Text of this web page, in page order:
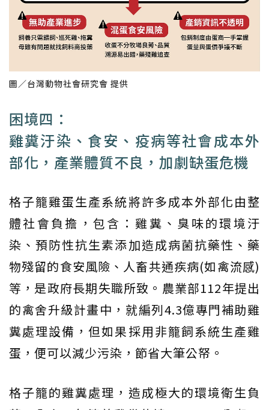
圖／台灣動物社會研究會 提供
困境四：
雞糞汙染、食安、疫病等社會成本外
部化，產業體質不良，加劇缺蛋危機
格子籠雞蛋生產系統將許多成本外部化由整
體社會負擔，包含：雞糞、臭味的環境汙
染、預防性抗生素添加造成病菌抗藥性、藥
物殘留的食安風險、人畜共通疾病(如禽流感)
等，是政府長期失職所致。農業部112年提出
的禽舍升級計畫中，就編列4.3億專門補助雞
糞處理設備，但如果採用非籠飼系統生產雞
蛋，便可以減少污染，節省大筆公帑。
格子籠的雞糞處理，造成極大的環境衛生負